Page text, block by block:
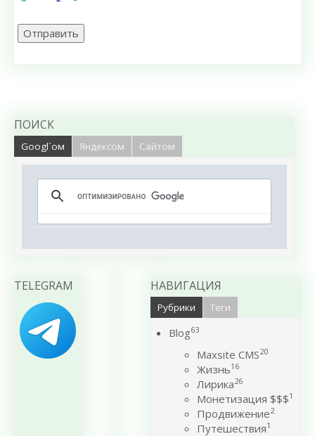
Отправить
ПОИСК
Googl`ом Яндексом Сайтом
TELEGRAM НАВИГАЦИЯ
Рубрики Теги
Blog63
Maxsite CMS20
Жизнь16
Лирика26
Монетизация $$$1
Продвижение2
Путешествия1